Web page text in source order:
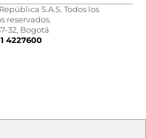
S.A.S. Todos los
reservados.
32, Bogotá
4227600